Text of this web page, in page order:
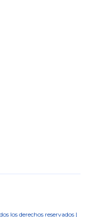
los derechos reservados |